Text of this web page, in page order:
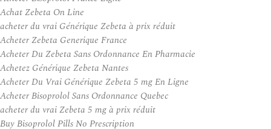
Achat Zebeta On Line
acheter du vrai Générique Zebeta à prix réduit
Acheter Zebeta Generique France
Acheter Du Zebeta Sans Ordonnance En Pharmacie
Achetez Générique Zebeta Nantes
Acheter Du Vrai Générique Zebeta 5 mg En Ligne
Acheter Bisoprolol Sans Ordonnance Quebec
acheter du vrai Zebeta 5 mg à prix réduit
Buy Bisoprolol Pills No Prescription